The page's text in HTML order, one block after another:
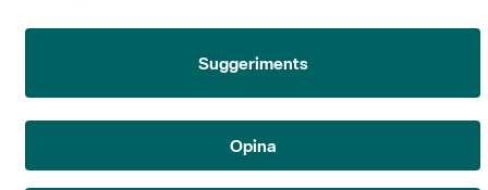
Suggeriments
Opina